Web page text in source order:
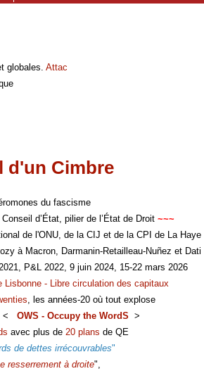
globales. Attac
d'un Cimbre
du fascisme
d’État, pilier de l’État de Droit~~~
de l'ONU, de la CIJ et de la CPI de La Haye
à Macron, Darmanin-Retailleau-Nuñez et Dati
P&L 2022, 9 juin 2024, 15-22 mars 2026
Lisbonne - Libre circulation des capitaux
, les années-20 où tout explose
< OWS - Occupy the WordS >
avec plus de 20 plans de QE
de dettes irrécouvrables"
resserrement à droite",